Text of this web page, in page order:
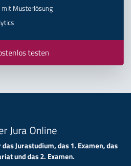
mit Musterlösung
testen
Jura Online
Jurastudium, das 1. Examen, das
und das 2. Examen.